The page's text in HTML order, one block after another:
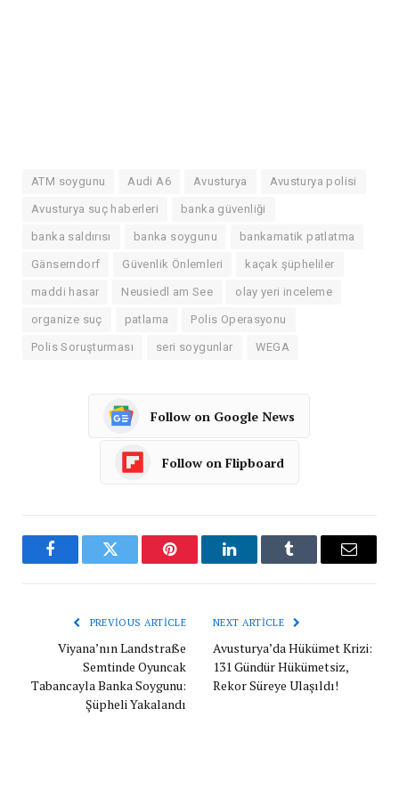
ATM soygunu Audi A6 Avusturya Avusturya polisi
Avusturya suç haberleri banka güvenliği
banka saldırısı banka soygunu bankamatik patlatma
Gänserndorf Güvenlik Önlemleri kaçak şüpheliler
maddi hasar Neusiedl am See olay yeri inceleme
organize suç patlama Polis Operasyonu
Polis Soruşturması seri soygunlar WEGA
Follow on Google News
Follow on Flipboard
FacebookTwitter Pinterest LinkedInTumblr Email
PREVIOUS ARTICLE
Viyana’nın Landstraße
Semtinde Oyuncak
Tabancayla Banka Soygunu:
Şüpheli Yakalandı
NEXT ARTICLE
Avusturya’da Hükümet Krizi:
131 Gündür Hükümetsiz,
Rekor Süreye Ulaşıldı!